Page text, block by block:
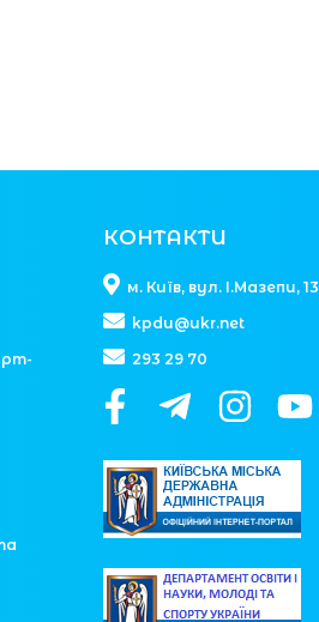
КОНТАКТИ
м. Київ, вул. І.Мазепи, 13
kpdu@ukr.net
293 29 70